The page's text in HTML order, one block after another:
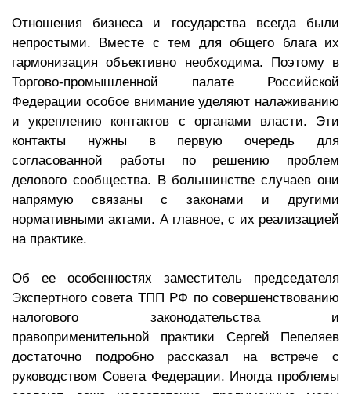
Отношения бизнеса и государства всегда были
непростыми. Вместе с тем для общего блага их
гармонизация объективно необходима. Поэтому в
Торгово-промышленной палате Российской
Федерации особое внимание уделяют налаживанию
и укреплению контактов с органами власти. Эти
контакты нужны в первую очередь для
согласованной работы по решению проблем
делового сообщества. В большинстве случаев они
напрямую связаны с законами и другими
нормативными актами. А главное, с их реализацией
на практике.
Об ее особенностях заместитель председателя
Экспертного совета ТПП РФ по совершенствованию
налогового законодательства и
правоприменительной практики Сергей Пепеляев
достаточно подробно рассказал на встрече с
руководством Совета Федерации. Иногда проблемы